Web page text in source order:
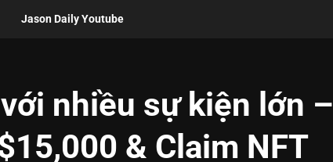
Jason Daily Youtube
nhiều sự kiện lớn –
& Claim NFT